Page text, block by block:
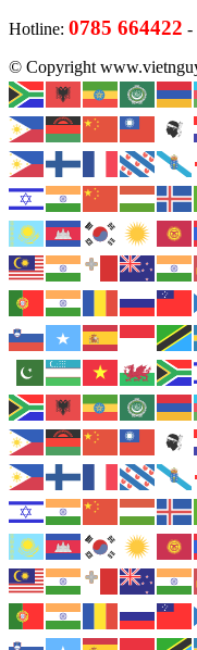
Hotline: 0785 664422 -
© Copyright